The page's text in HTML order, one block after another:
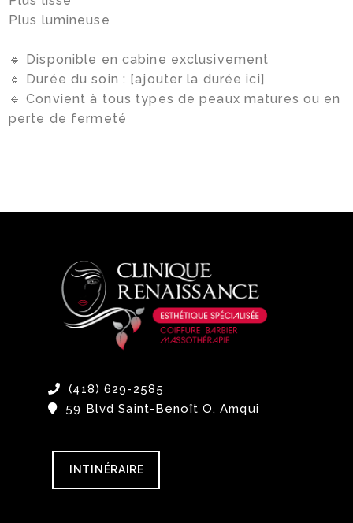
Plus lumineuse
🔹 Disponible en cabine exclusivement
🔹 Durée du soin : [ajouter la durée ici]
🔹 Convient à tous types de peaux matures ou en
perte de fermeté
(418) 629-2585
59 Blvd Saint-Benoît O, Amqui
INTINÉRAIRE